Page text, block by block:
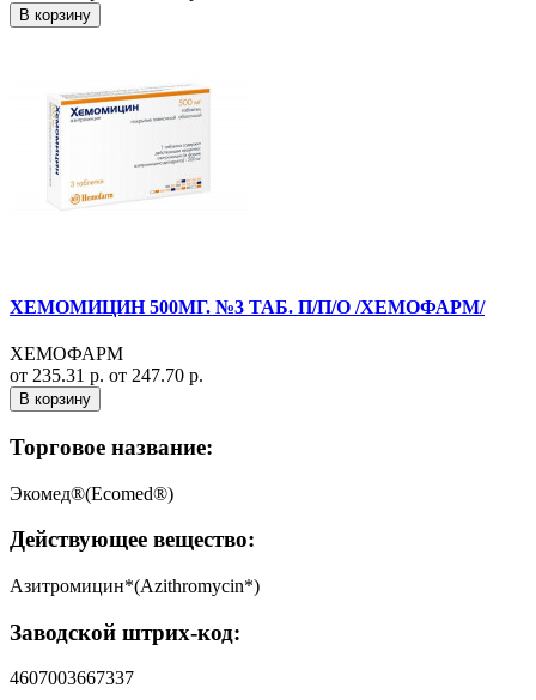
В корзину
ХЕМОМИЦИН 500МГ. №3 ТАБ. П/П/О /ХЕМОФАРМ/
ХЕМОФАРМ
от 235.31 р. от 247.70 р.
В корзину
Торговое название:
Экомед®(Ecomed®)
Действующее вещество:
Азитромицин*(Azithromycin*)
Заводской штрих-код:
4607003667337